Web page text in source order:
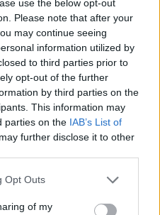
use the below opt-out
Please note that after your
may continue seeing
information utilized by
to third parties prior to
opt-out of the further
by third parties on the
This information may
parties on the IAB’s List of
further disclose it to other
uses one or more Google
behaviour. You may click to
Opt Outs
of my